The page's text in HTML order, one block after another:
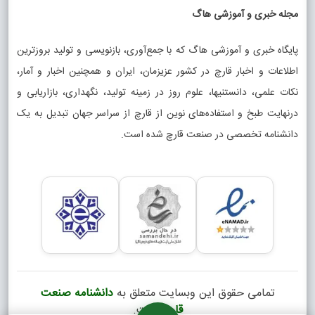
مجله خبری و آموزشی هاگ
پایگاه خبری و آموزشی هاگ که با جمع‌آوری، بازنویسی و تولید بروزترین
اطلاعات و اخبار قارچ در کشور عزیزمان، ایران و همچنین اخبار و آمار،
نکات علمی، دانستنیها، علوم روز در زمینه تولید، نگهداری، بازاریابی و
درنهایت طبخ و استفاده‌های نوین از قارچ از سراسر جهان تبدیل به یک
دانشنامه تخصصی در صنعت قارچ شده است.
تمامی حقوق این وبسایت متعلق بهدانشنامه صنعت
قارچ است.